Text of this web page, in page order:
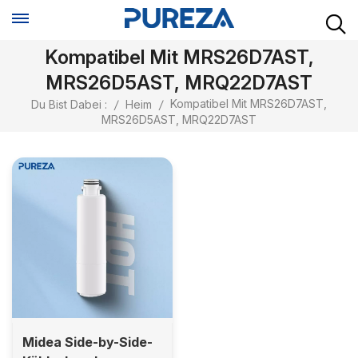
Kompatibel Mit MRS26D7AST,
MRS26D5AST, MRQ22D7AST
Du Bist Dabei : / Heim / Kompatibel Mit MRS26D7AST,
MRS26D5AST, MRQ22D7AST
Midea Side-by-Side-